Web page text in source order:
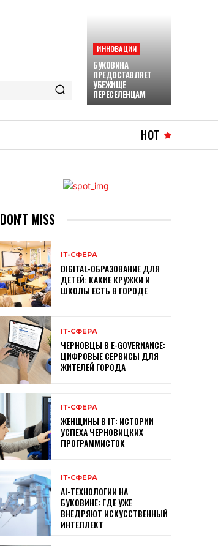
ИННОВАЦИИ
БУКОВИНА
ПРЕДОСТАВЛЯЕТ
УБЕЖИЩЕ
ПЕРЕСЕЛЕНЦАМ
HOT
DON'T MISS
ІТ-СФЕРА
DIGITAL-ОБРАЗОВАНИЕ ДЛЯ
ДЕТЕЙ: КАКИЕ КРУЖКИ И
ШКОЛЫ ЕСТЬ В ГОРОДЕ
ІТ-СФЕРА
ЧЕРНОВЦЫ В E-GOVERNANCE:
ЦИФРОВЫЕ СЕРВИСЫ ДЛЯ
ЖИТЕЛЕЙ ГОРОДА
ІТ-СФЕРА
ЖЕНЩИНЫ В ІТ: ИСТОРИИ
УСПЕХА ЧЕРНОВИЦКИХ
ПРОГРАММИСТОК
ІТ-СФЕРА
AI-ТЕХНОЛОГИИ НА
БУКОВИНЕ: ГДЕ УЖЕ
ВНЕДРЯЮТ ИСКУССТВЕННЫЙ
ИНТЕЛЛЕКТ